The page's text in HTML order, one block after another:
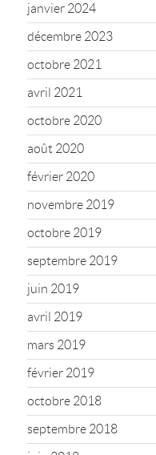
janvier 2024
décembre 2023
octobre 2021
avril 2021
octobre 2020
août 2020
février 2020
novembre 2019
octobre 2019
septembre 2019
juin 2019
avril 2019
mars 2019
février 2019
octobre 2018
septembre 2018